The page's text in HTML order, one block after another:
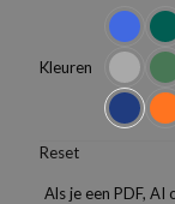
Kleuren
Reset
Als je een PDF, AI